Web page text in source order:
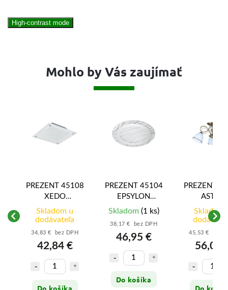
High-contrast mode
Mohlo by Vás zaujímať
PREZENT 45108
XEDO
3xE27/60W,
WHITE
GLASS/CHROME
Skladom u
dodávateľa
34,83 € bez DPH
42,84 €
Do košíka
PREZENT 45104
EPSYLON
2xE27/60W,
CHROME/MATT
Skladom (1 ks)
38,17 € bez DPH
46,95 €
Do košíka
PREZENT
ASTER
3xE27/60W,
WHITE
Skladom
45,53 € bez
56,00
Do